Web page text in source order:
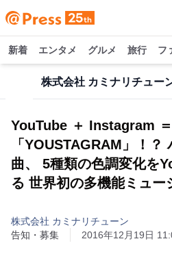
新着 エンタメ グルメ 旅行 フ
株式会社 カミナリチュー
YouTube ＋ Instagram ＝
「YOUSTAGRAM」！
曲、 5種類の色調変化を
る 世界初の多機能ミュー
株式会社 カミナリチューン
告知・募集
2016年12月19日